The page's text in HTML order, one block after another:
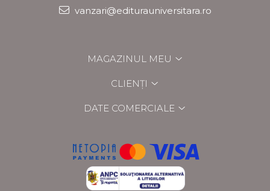
vanzari@editurauniversitara.ro
MAGAZINUL MEU
CLIENȚI
DATE COMERCIALE